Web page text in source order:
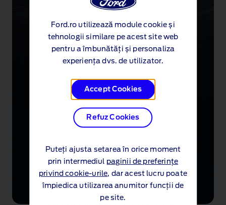
Ford.ro utilizează module cookie și
tehnologii similare pe acest site web
pentru a îmbunătăți și personaliza
experiența dvs. de utilizator.
Accept Cookies
Refuz Cookies
Puteți ajusta setarea în orice moment
prin intermediul paginii de preferințe
privind cookie-urile, dar acest lucru poate
împiedica utilizarea anumitor funcții de
pe site.